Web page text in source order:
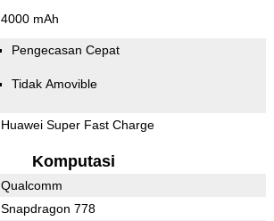
4000 mAh
Pengecasan Cepat
Tidak Amovible
Huawei Super Fast Charge
Komputasi
Qualcomm
Snapdragon 778